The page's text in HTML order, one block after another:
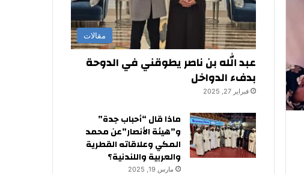
مقالات
عبد الله بن ناصر يطوقني في الدوحة
بدفء الدواخل
فبراير 27, 2025
ماذا قال “أحباب جدة”
و”هيئة الأنصار”عن محمد
المكي وعلاقاته القطرية
والعربية واللندنية؟
مارس 19, 2025